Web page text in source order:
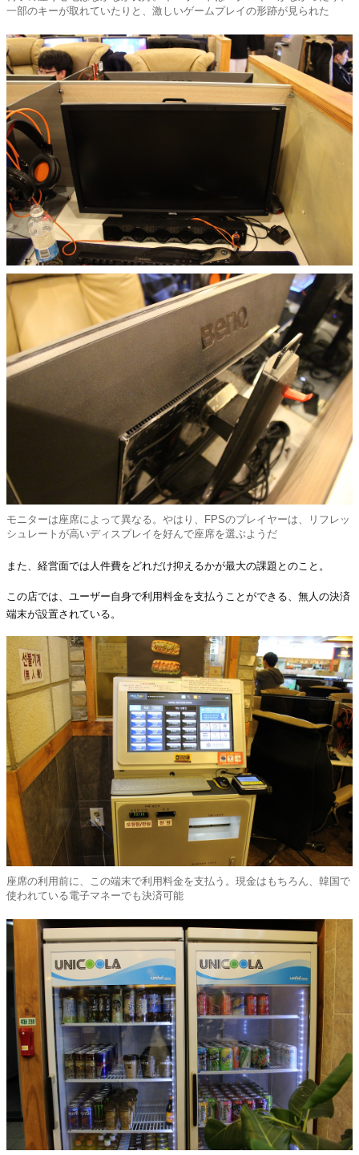
一部のキーが取れていたりと、激しいゲームプレイの形跡が見られた
モニターは座席によって異なる。やはり、FPSのプレイヤーは、リフレッ
シュレートが高いディスプレイを好んで座席を選ぶようだ
また、経営面では人件費をどれだけ抑えるかが最大の課題とのこと。
この店では、ユーザー自身で利用料金を支払うことができる、無人の決済
端末が設置されている。
座席の利用前に、この端末で利用料金を支払う。現金はもちろん、韓国で
使われている電子マネーでも決済可能